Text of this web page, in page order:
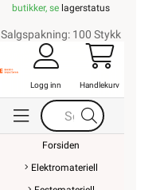
butikker, se lagerstatus
Salgspakning: 100 Stykk
Logg inn Handlekurv
Forsiden
Elektromateriell